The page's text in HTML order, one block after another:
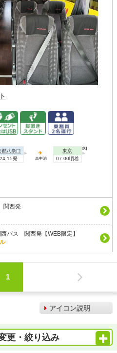
都八条口
24:15発
車中泊
2026年09月02日(水)
東京
07:00頃着
西発
ス 関西発【WEB限定】
1
アイコン説明
更・絞り込み